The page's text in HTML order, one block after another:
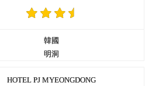
韓國
明洞
HOTEL PJ MYEONGDONG